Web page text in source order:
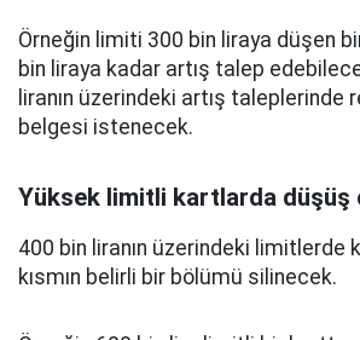
Örneğin limiti 300 bin liraya düşen
bin liraya kadar artış talep
liranın üzerindeki artış taleplerinde
belgesi istenecek.
Yüksek limitli kartlarda düşüş
400 bin liranın üzerindeki limitlerde
kısmın belirli bir bölümü silinecek.